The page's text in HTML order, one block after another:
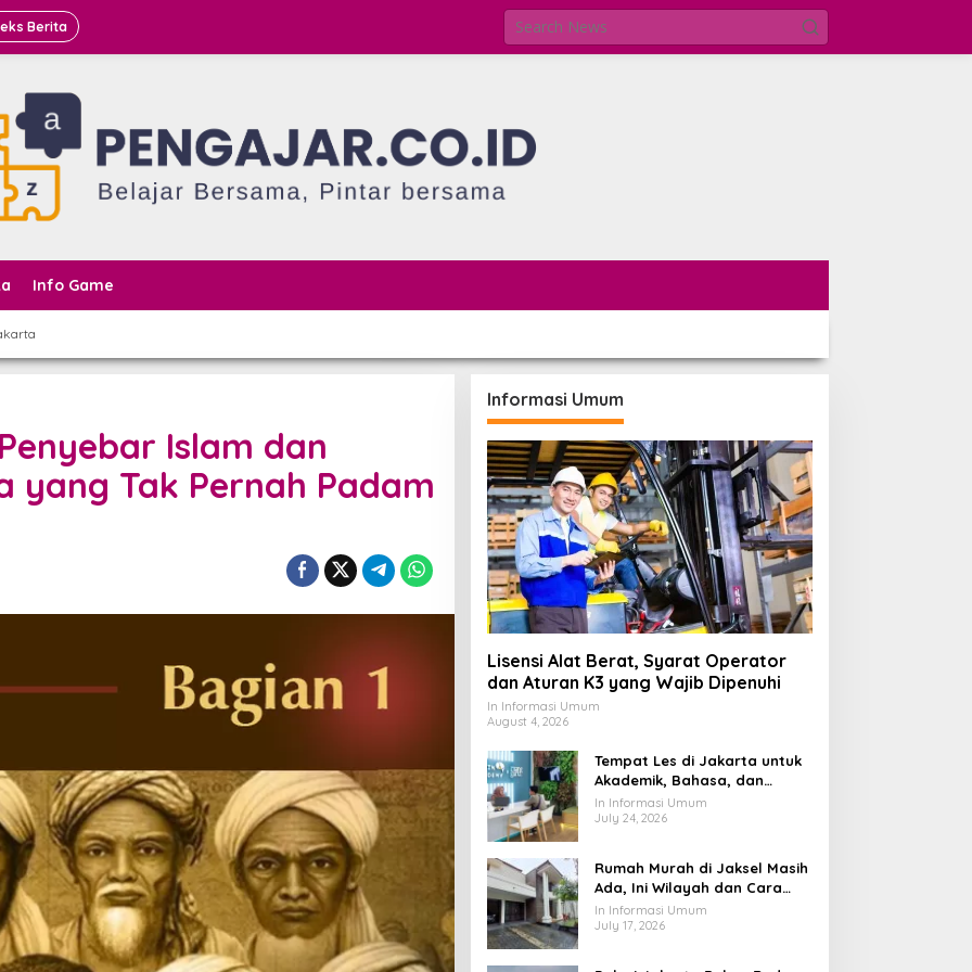
Berita
Info Game
Islam dan
yang Tak Pernah Padam
Informasi Umum
Lisensi Alat Berat, Syarat Operator
dan Aturan K3 yang Wajib Dipenuhi
In Informasi Umum
August 4, 2026
Tempat Les di Jakarta untuk
Akademik, Bahasa, dan
Keterampilan Anak
In Informasi Umum
July 24, 2026
Rumah Murah di Jaksel Masih
Ada, Ini Wilayah dan Cara
Membelinya
In Informasi Umum
July 17, 2026